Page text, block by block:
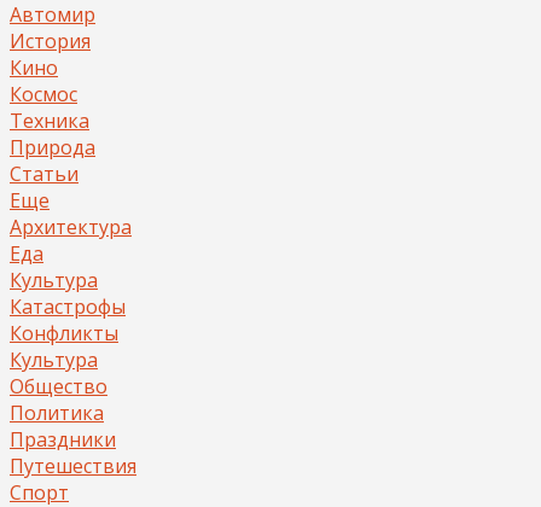
Автомир
История
Кино
Космос
Техника
Природа
Статьи
Еще
Архитектура
Еда
Культура
Катастрофы
Конфликты
Культура
Общество
Политика
Праздники
Путешествия
Спорт